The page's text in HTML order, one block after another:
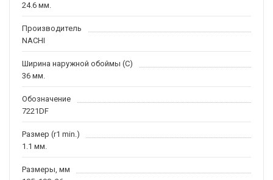
24.6 мм.
Производитель
NACHI
Ширина наружной обоймы (C)
36 мм.
Обозначение
7221DF
Размер (r1 min.)
1.1 мм.
Размеры, мм